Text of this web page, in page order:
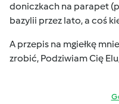
doniczkach na parapet
bazylii przez lato, a coś
A przepis na mgiełkę
zrobić, Podziwiam Cię